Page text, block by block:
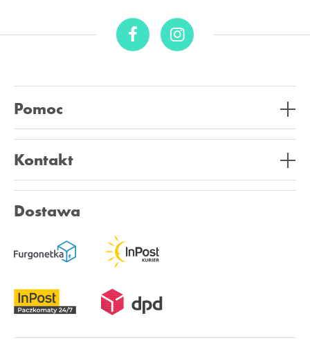
Pomoc
Kontakt
Dostawa